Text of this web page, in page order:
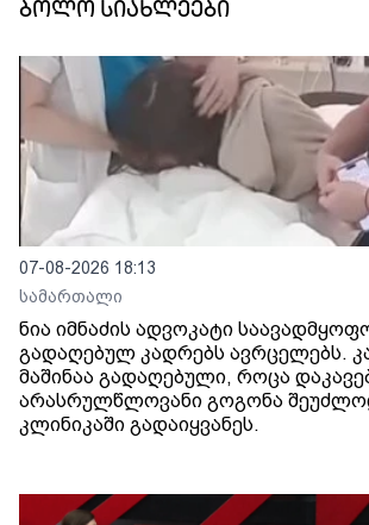
ბოლო სიახლეები
07-08-2026 18:13
სამართალი
ნია იმნაძის ადვოკატი
გადაღებულ კადრებს ავრცელებს.
მაშინაა გადაღებული, როცა
არასრულწლოვანი გოგონა
კლინიკაში გადაიყვანეს.